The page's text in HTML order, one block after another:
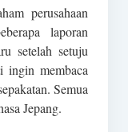
perusahaan
laporan
setelah setuju
ingin membaca
Semua
Jepang.